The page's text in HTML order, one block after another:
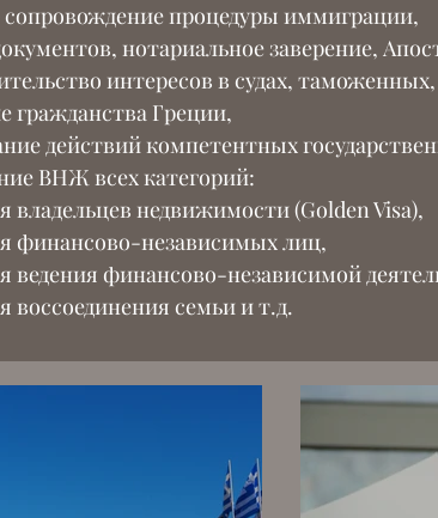
сопровождение процедуры иммиграции,
нотариальное заверение,
интересов в судах,
гражданства Греции,
действий компетентных
ВНЖ всех категорий:
недвижимости (Golden Visa),
финансово-независимых лиц,
финансово-независимой
семьи и т.д.